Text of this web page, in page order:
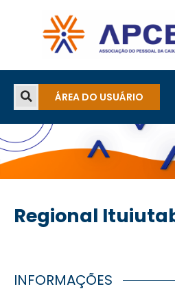
ÁREA DO USUÁRIO
Regional
INFORMAÇÕES